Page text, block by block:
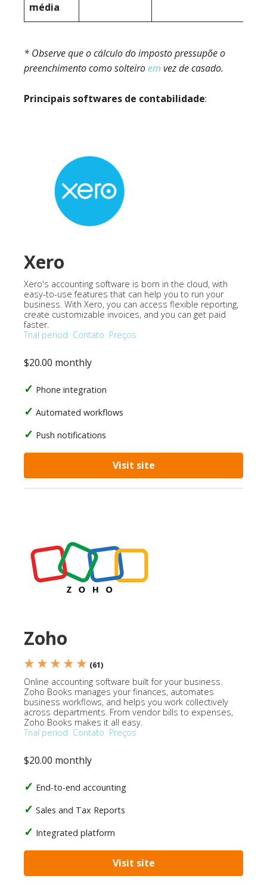
média
* Observe que o cálculo do imposto pressupõe o
preenchimento como solteiroem vez de casado.
Principais softwares de contabilidade:
Xero
Xero's accounting software is born in the cloud, with
easy-to-use features that can help you to run your
business. With Xero, you can access flexible reporting,
create customizable invoices, and you can get paid
faster.
Trial period Contato Preços
$20.00 monthly
Phone integration
Automated workflows
Push notifications
Visit site
Zoho
★ ★ ★ ★ ★ (61)
Online accounting software built for your business.
Zoho Books manages your finances, automates
business workflows, and helps you work collectively
across departments. From vendor bills to expenses,
Zoho Books makes it all easy.
Trial period Contato Preços
$20.00 monthly
End-to-end accounting
Sales and Tax Reports
Integrated platform
Visit site